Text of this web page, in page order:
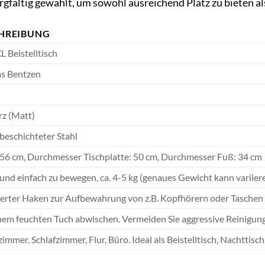
Beistelltisch
Bentzen
(Matt)
Stahl
cm, Durchmesser Tischplatte: 50 cm, Durchmesser Fuß: 34 cm
einfach zu bewegen, ca. 4-5 kg (genaues Gewicht kann
Haken zur Aufbewahrung von z.B. Kopfhörern oder Taschen
feuchten Tuch abwischen. Vermeiden Sie aggressive
Schlafzimmer, Flur, Büro. Ideal als Beistelltisch,